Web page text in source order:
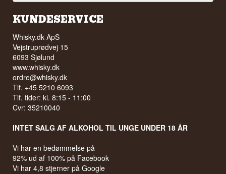
KUNDESERVICE
Whisky.dk ApS
Vejstruprødvej 15
6093 Sjølund
www.whisky.dk
ordre@whisky.dk
Tlf. +45 5210 6093
Tlf. tider: kl. 8:15 - 11:00
Cvr: 35210040
INTET SALG AF ALKOHOL TIL UNGE UNDER 18 ÅR
Vi har en bedømmelse på
92% ud af 100% på Facebook
Vi har 4,8 stjerner på Google